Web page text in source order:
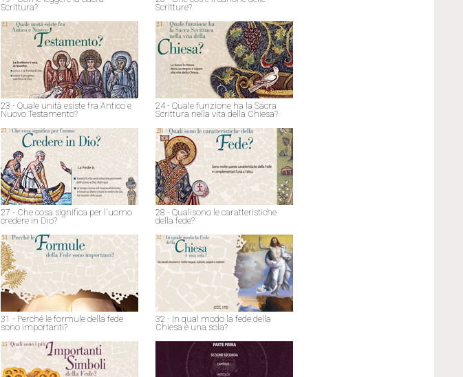
Scrittura?
Scritture?
23 - Quale unità esiste fra Antico e
Nuovo Testamento?
24 - Quale funzione ha la Sacra
Scrittura nella vita della Chiesa?
27 - Che cosa significa per l'uomo
credere in Dio?
28 - Qualisono le caratteristiche
della fede?
31 - Perché le formule della fede
sono importanti?
32 - In qual modo la fede della
Chiesa è una sola?